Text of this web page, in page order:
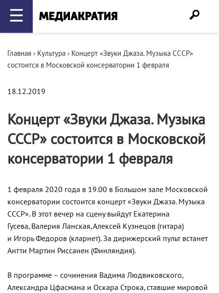
☰
Главная › Культура › Концерт «Звуки Джаза. Музыка СССР»
состоится в Московской консерватории 1 февраля
18.12.2019
Концерт «Звуки Джаза. Музыка
СССР» состоится в Московской
консерватории 1 февраля
1 февраля 2020 года в 19.00 в Большом зале Московской
консерватории состоится концерт «Звуки Джаза. Музыка
СССР». В этот вечер на сцену выйдут Екатерина
Гусева, Валерия Ланская, Алексей Кузнецов (гитара)
и Игорь Федоров (кларнет). За дирижерский пульт встанет
Антти Мартин Риссанен (Финляндия).
В программе – сочинения Вадима Людвиковского,
Александра Цфасмана и Оскара Строка, ставшие мировой